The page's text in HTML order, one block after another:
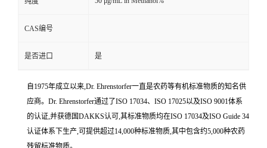
CAS编号
是否进口 是
自1975年成立以来,Dr. Ehrenstorfer一直是农药等有机标准物质的知名供
应商。Dr. Ehrenstorfer通过了ISO 17034、ISO 17025以及ISO 9001体系
的认证,并获德国DAKKS认可,其标准物质均在ISO 17034及ISO Guide 34
认证体系下生产,可提供超过14,000种标准物质,其中包含约5,000种农药
残留标准物质。